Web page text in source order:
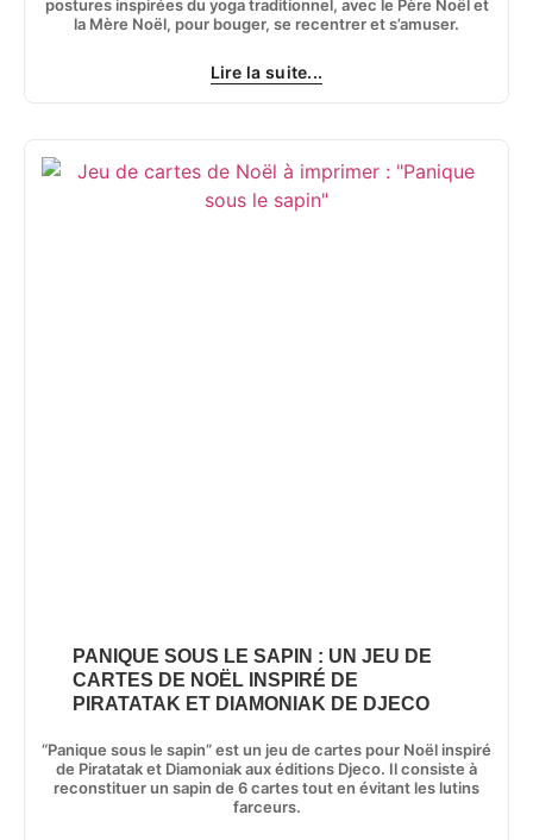
postures inspirées du yoga traditionnel, avec le Père Noël et
la Mère Noël, pour bouger, se recentrer et s’amuser.
Lire la suite...
PANIQUE SOUS LE SAPIN : UN JEU DE
CARTES DE NOËL INSPIRÉ DE
PIRATATAK ET DIAMONIAK DE DJECO
“Panique sous le sapin” est un jeu de cartes pour Noël inspiré
de Piratatak et Diamoniak aux éditions Djeco. Il consiste à
reconstituer un sapin de 6 cartes tout en évitant les lutins
farceurs.